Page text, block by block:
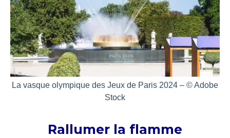
La vasque olympique des Jeux de Paris 2024 – © Adobe
Stock
Rallumer la flamme